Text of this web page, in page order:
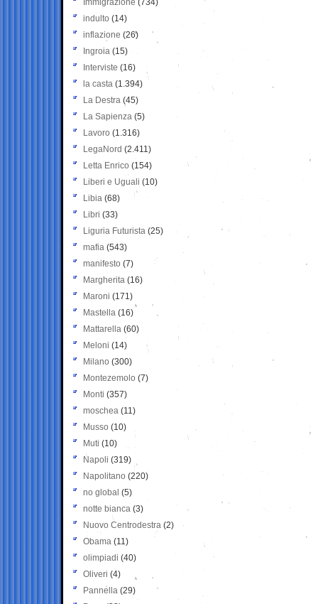
Immigrazione (734)
indulto (14)
inflazione (26)
Ingroia (15)
Interviste (16)
la casta (1.394)
La Destra (45)
La Sapienza (5)
Lavoro (1.316)
LegaNord (2.411)
Letta Enrico (154)
Liberi e Uguali (10)
Libia (68)
Libri (33)
Liguria Futurista (25)
mafia (543)
manifesto (7)
Margherita (16)
Maroni (171)
Mastella (16)
Mattarella (60)
Meloni (14)
Milano (300)
Montezemolo (7)
Monti (357)
moschea (11)
Musso (10)
Muti (10)
Napoli (319)
Napolitano (220)
no global (5)
notte bianca (3)
Nuovo Centrodestra (2)
Obama (11)
olimpiadi (40)
Oliveri (4)
Pannella (29)